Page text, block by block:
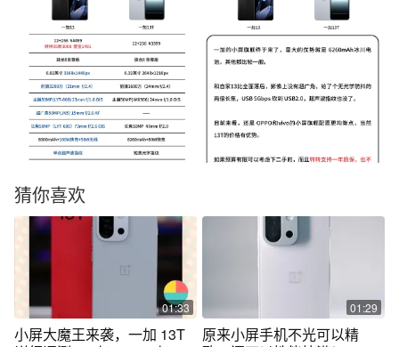
猜你喜欢
01:33
小屏大魔王来袭，一加 13T
01:29
原来小屏手机不光可以精